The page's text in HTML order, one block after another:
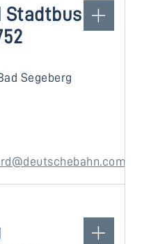
Stadtbus
Segeberg